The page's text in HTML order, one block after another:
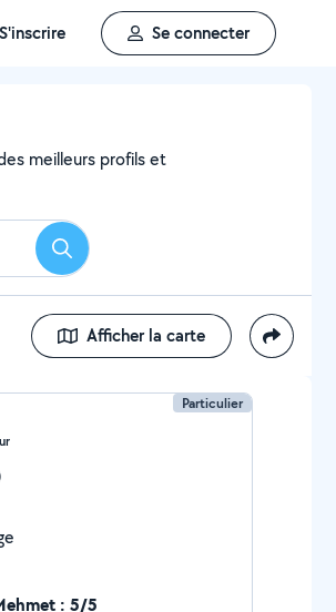
S'inscrire Se connecter
meilleurs profils et
Rechercher
Afficher la carte
Particulier
: 5/5